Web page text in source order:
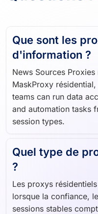
Que sont les
d'information ?
News Sources
MaskProxy
teams can run data
and automation tasks
session types.
Quel type de
?
Les proxys
lorsque la confiance,
sessions stables